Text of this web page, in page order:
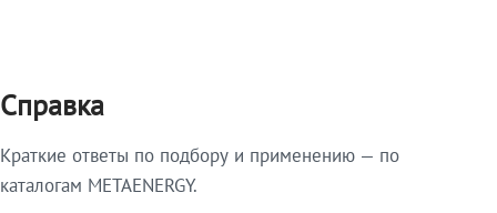
Справка
Краткие ответы по подбору и применению — по
каталогам METAENERGY.